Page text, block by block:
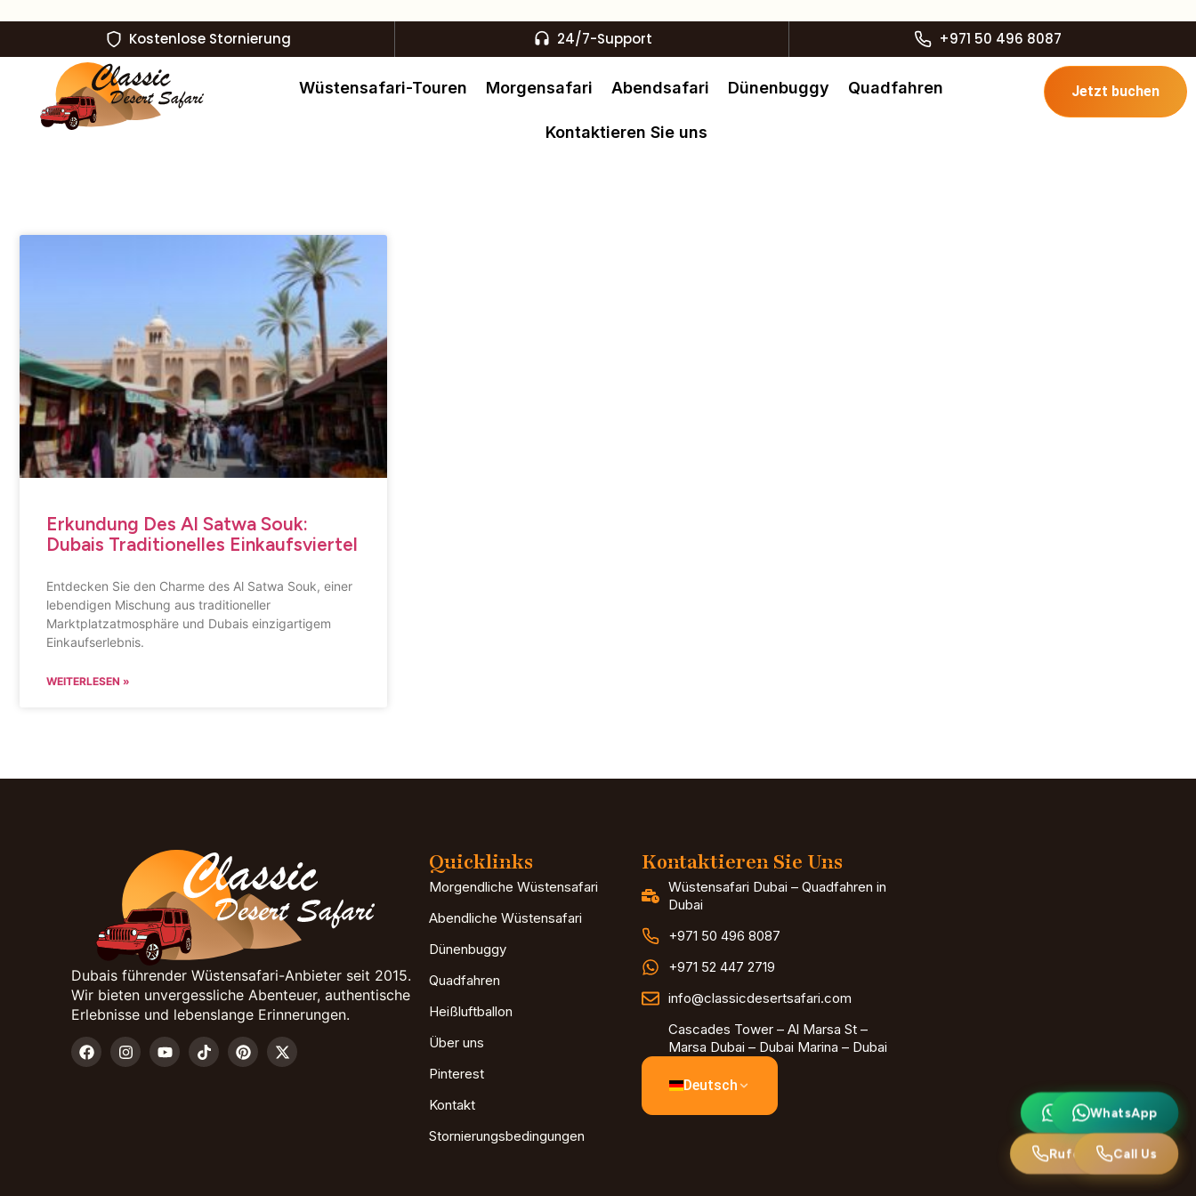
Kostenlose Stornierung 24/7-Support +971 50 496 8087
Wüstensafari-Touren Morgensafari Abendsafari Dünenbuggy Quadfahren
Kontaktieren Sie uns
Jetzt buchen
Erkundung Des Al Satwa Souk:
Dubais Traditionelles Einkaufsviertel
Entdecken Sie den Charme des Al Satwa Souk, einer
lebendigen Mischung aus traditioneller
Marktplatzatmosphäre und Dubais einzigartigem
Einkaufserlebnis.
WEITERLESEN »
Dubais führender Wüstensafari-Anbieter seit 2015.
Wir bieten unvergessliche Abenteuer, authentische
Erlebnisse und lebenslange Erinnerungen.
Quicklinks
Morgendliche Wüstensafari
Abendliche Wüstensafari
Dünenbuggy
Quadfahren
Heißluftballon
Über uns
Pinterest
Kontakt
Stornierungsbedingungen
Kontaktieren Sie Uns
Wüstensafari Dubai – Quadfahren in
Dubai
+971 50 496 8087
+971 52 447 2719
info@classicdesertsafari.com
Cascades Tower – Al Marsa St –
Marsa Dubai – Dubai Marina – Dubai
Deutsch
⟦CSEO_G0_0⟧.
Rufen Sie uns an
WhatsApp
Call Us